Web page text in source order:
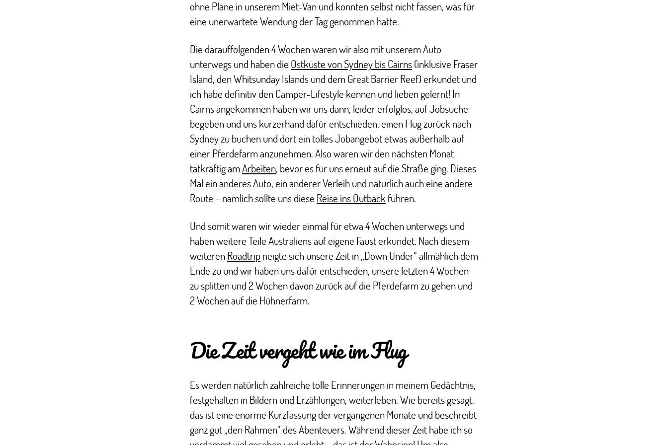
ohne Pläne in unserem Miet-Van und konnten selbst nicht fassen, was für
eine unerwartete Wendung der Tag genommen hatte.
Die darauffolgenden 4 Wochen waren wir also mit unserem Auto
unterwegs und haben die Ostküste von Sydney bis Cairns(inklusive Fraser
Island, den Whitsunday Islands und dem Great Barrier Reef) erkundet und
ich habe definitiv den Camper-Lifestyle kennen und lieben gelernt! In
Cairns angekommen haben wir uns dann, leider erfolglos, auf Jobsuche
begeben und uns kurzerhand dafür entschieden, einen Flug zurück nach
Sydney zu buchen und dort ein tolles Jobangebot etwas außerhalb auf
einer Pferdefarm anzunehmen. Also waren wir den nächsten Monat
tatkräftig amArbeiten, bevor es für uns erneut auf die Straße ging. Dieses
Mal ein anderes Auto, ein anderer Verleih und natürlich auch eine andere
Route – nämlich sollte uns diese Reise ins Outback führen.
Und somit waren wir wieder einmal für etwa 4 Wochen unterwegs und
haben weitere Teile Australiens auf eigene Faust erkundet. Nach diesem
weiterenRoadtripneigte sich unsere Zeit in „Down Under“ allmählich dem
Ende zu und wir haben uns dafür entschieden, unsere letzten 4 Wochen
zu splitten und 2 Wochen davon zurück auf die Pferdefarm zu gehen und
2 Wochen auf die Hühnerfarm.
Die Zeit vergeht wie im Flug
Es werden natürlich zahlreiche tolle Erinnerungen in meinem Gedächtnis,
festgehalten in Bildern und Erzählungen, weiterleben. Wie bereits gesagt,
das ist eine enorme Kurzfassung der vergangenen Monate und beschreibt
ganz gut „den Rahmen“ des Abenteuers. Während dieser Zeit habe ich so